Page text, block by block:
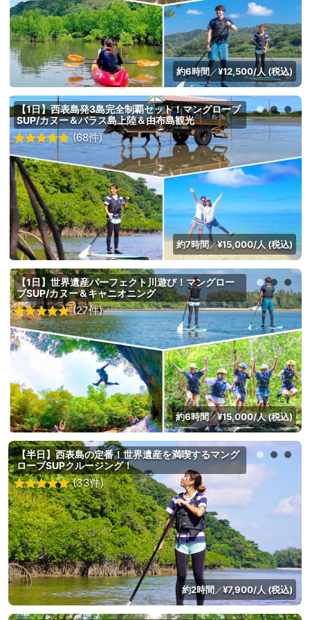
約6時間／¥12,500/人 (税込)
【1日】西表島発3島完全制覇セット！マングローブ
SUP/カヌー＆バラス島上陸＆由布島観光
(68件)
約7時間／¥15,000/人 (税込)
【1日】世界遺産パーフェクト川遊び！マングロー
ブSUP/カヌー＆キャニオニング
(27件)
約6時間／¥15,000/人 (税込)
【半日】西表島の定番！世界遺産を満喫するマング
ローブSUPクルージング！
(33件)
約2時間／¥7,900/人 (税込)